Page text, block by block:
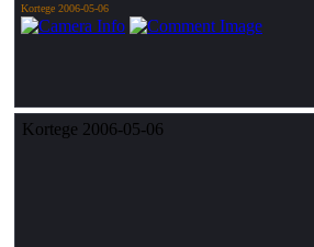
Kortege 2006-05-06
Kortege 2006-05-06